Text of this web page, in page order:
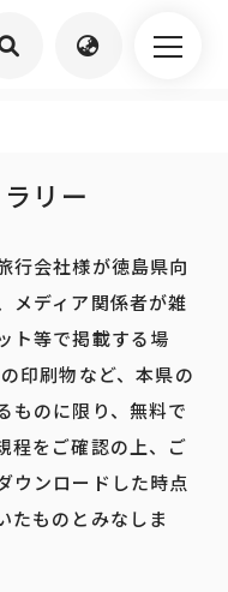
リー
行会社様が徳島県向
メディア関係者が雑
ト等で掲載する場
印刷物など、本県の
ものに限り、無料で
程をご確認の上、ご
ウンロードした時点
たものとみなしま